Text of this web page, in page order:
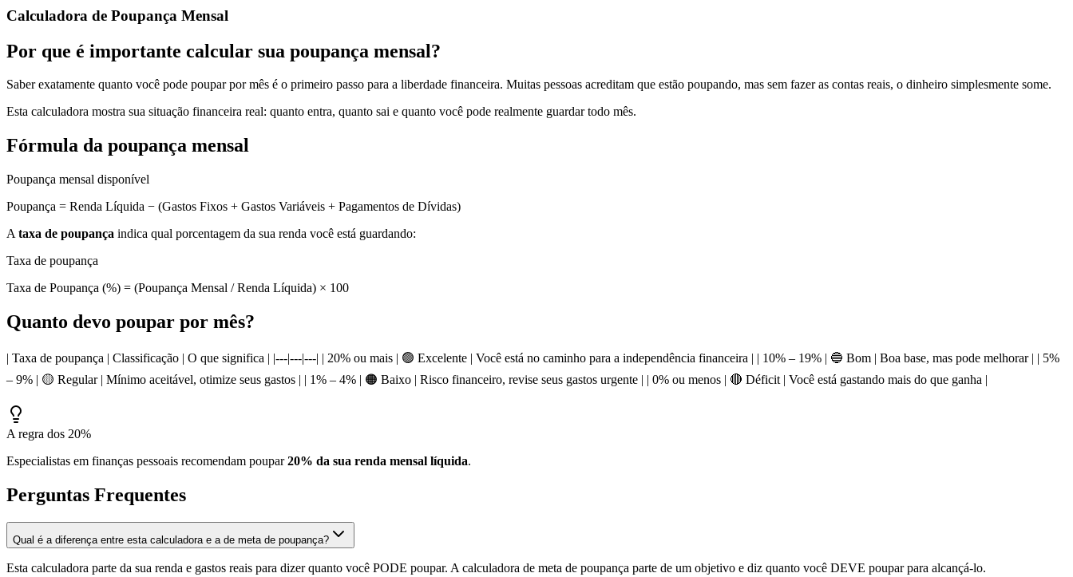
Calcula tu aguinaldo (bono navideño) según la ley laboral de Guatemala
Calculadora de Poupança Mensal
Por que é importante calcular sua poupança mensal?
Saber exatamente quanto você pode poupar por mês é o primeiro passo para a liberdade financeira. Muitas pessoas acreditam que estão poupando, mas sem fazer as contas reais, o dinheiro simplesmente some.
Esta calculadora mostra sua situação financeira real: quanto entra, quanto sai e quanto você pode realmente guardar todo mês.
Fórmula da poupança mensal
Poupança mensal disponível
Poupança = Renda Líquida − (Gastos Fixos + Gastos Variáveis + Pagamentos de Dívidas)
A taxa de poupança indica qual porcentagem da sua renda você está guardando:
Taxa de poupança
Taxa de Poupança (%) = (Poupança Mensal / Renda Líquida) × 100
Quanto devo poupar por mês?
| Taxa de poupança | Classificação | O que significa | |---|---|---| | 20% ou mais | 🟢 Excelente | Você está no caminho para a independência financeira | | 10% – 19% | 🔵 Bom | Boa base, mas pode melhorar | | 5%
– 9% | 🟡 Regular | Mínimo aceitável, otimize seus gastos | | 1% – 4% | 🟠 Baixo | Risco financeiro, revise seus gastos urgente | | 0% ou menos | 🔴 Déficit | Você está gastando mais do que ganha |
A regra dos 20%
Especialistas em finanças pessoais recomendam poupar20% da sua renda mensal líquida.
Perguntas Frequentes
Qual é a diferença entre esta calculadora e a de meta de poupança?
Esta calculadora parte da sua renda e gastos reais para dizer quanto você PODE poupar. A calculadora de meta de poupança parte de um objetivo e diz quanto você DEVE poupar para alcançá-lo.